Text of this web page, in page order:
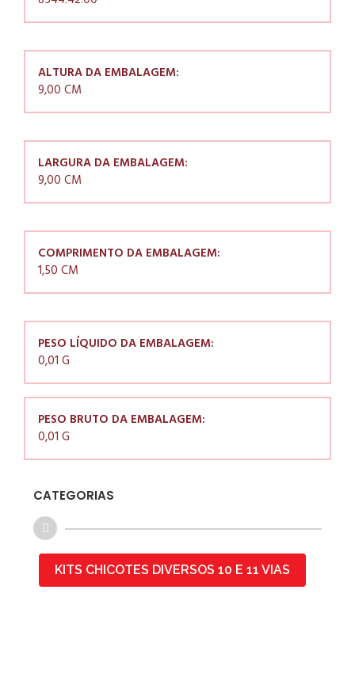
ALTURA DA EMBALAGEM:
9,00 CM
LARGURA DA EMBALAGEM:
9,00 CM
COMPRIMENTO DA EMBALAGEM:
1,50 CM
PESO LÍQUIDO DA EMBALAGEM:
0,01 G
PESO BRUTO DA EMBALAGEM:
0,01 G
CATEGORIAS
KITS CHICOTES DIVERSOS 10 E 11 VIAS